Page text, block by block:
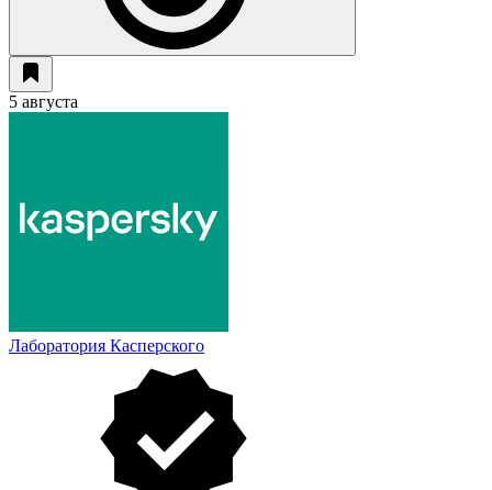
5 августа
Лаборатория Касперского